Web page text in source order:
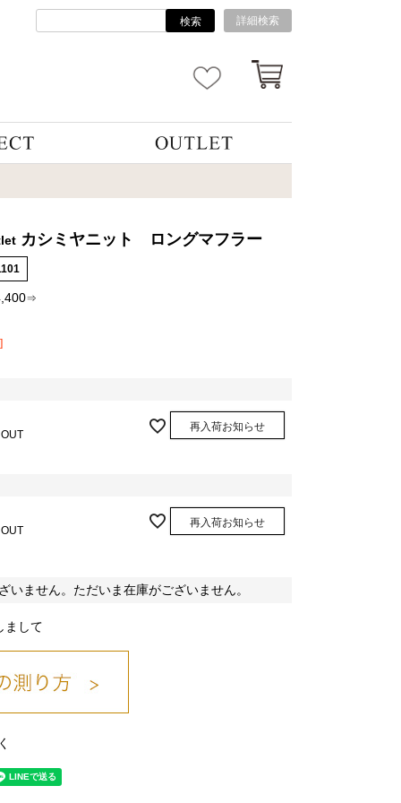
検索 詳細検索
カシミヤニット ロングマフラー
⇒
再入荷お知らせ
再入荷お知らせ
いません。ただいま在庫がございません。
まして